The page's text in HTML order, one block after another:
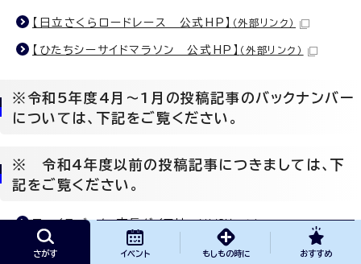
【日立さくらロードレース 公式HP】 （外部リンク）
【ひたちシーサイドマラソン 公式HP】 （外部リンク）
※令和5年度4月～1月の投稿記事のバックナンバー
については、下記をご覧ください。
※ 令和4年度以前の投稿記事につきましては、下
記をご覧ください。
フェイスブック：市長ダイアリー（外部リンク）
インスタグラム：市長ダイアリー （外部リンク）
さがす イベント もしもの時に おすすめ